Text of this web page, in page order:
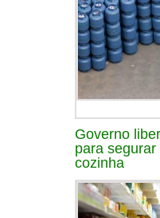
Governo
para
cozinha